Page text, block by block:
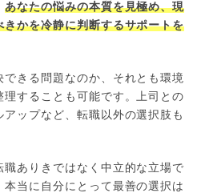
あなたの悩みの本質を見極め、現
かを冷静に判断するサポートを
きる問題なのか、それとも環境
することも可能です。上司との
ップなど、転職以外の選択肢も
ありきではなく中立的な立場で
当に自分にとって最善の選択は